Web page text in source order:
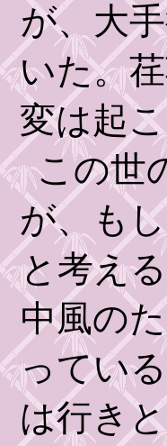
が、大
いた。
変は起
この世
が、も
と考え
中風の
ってい
は行き